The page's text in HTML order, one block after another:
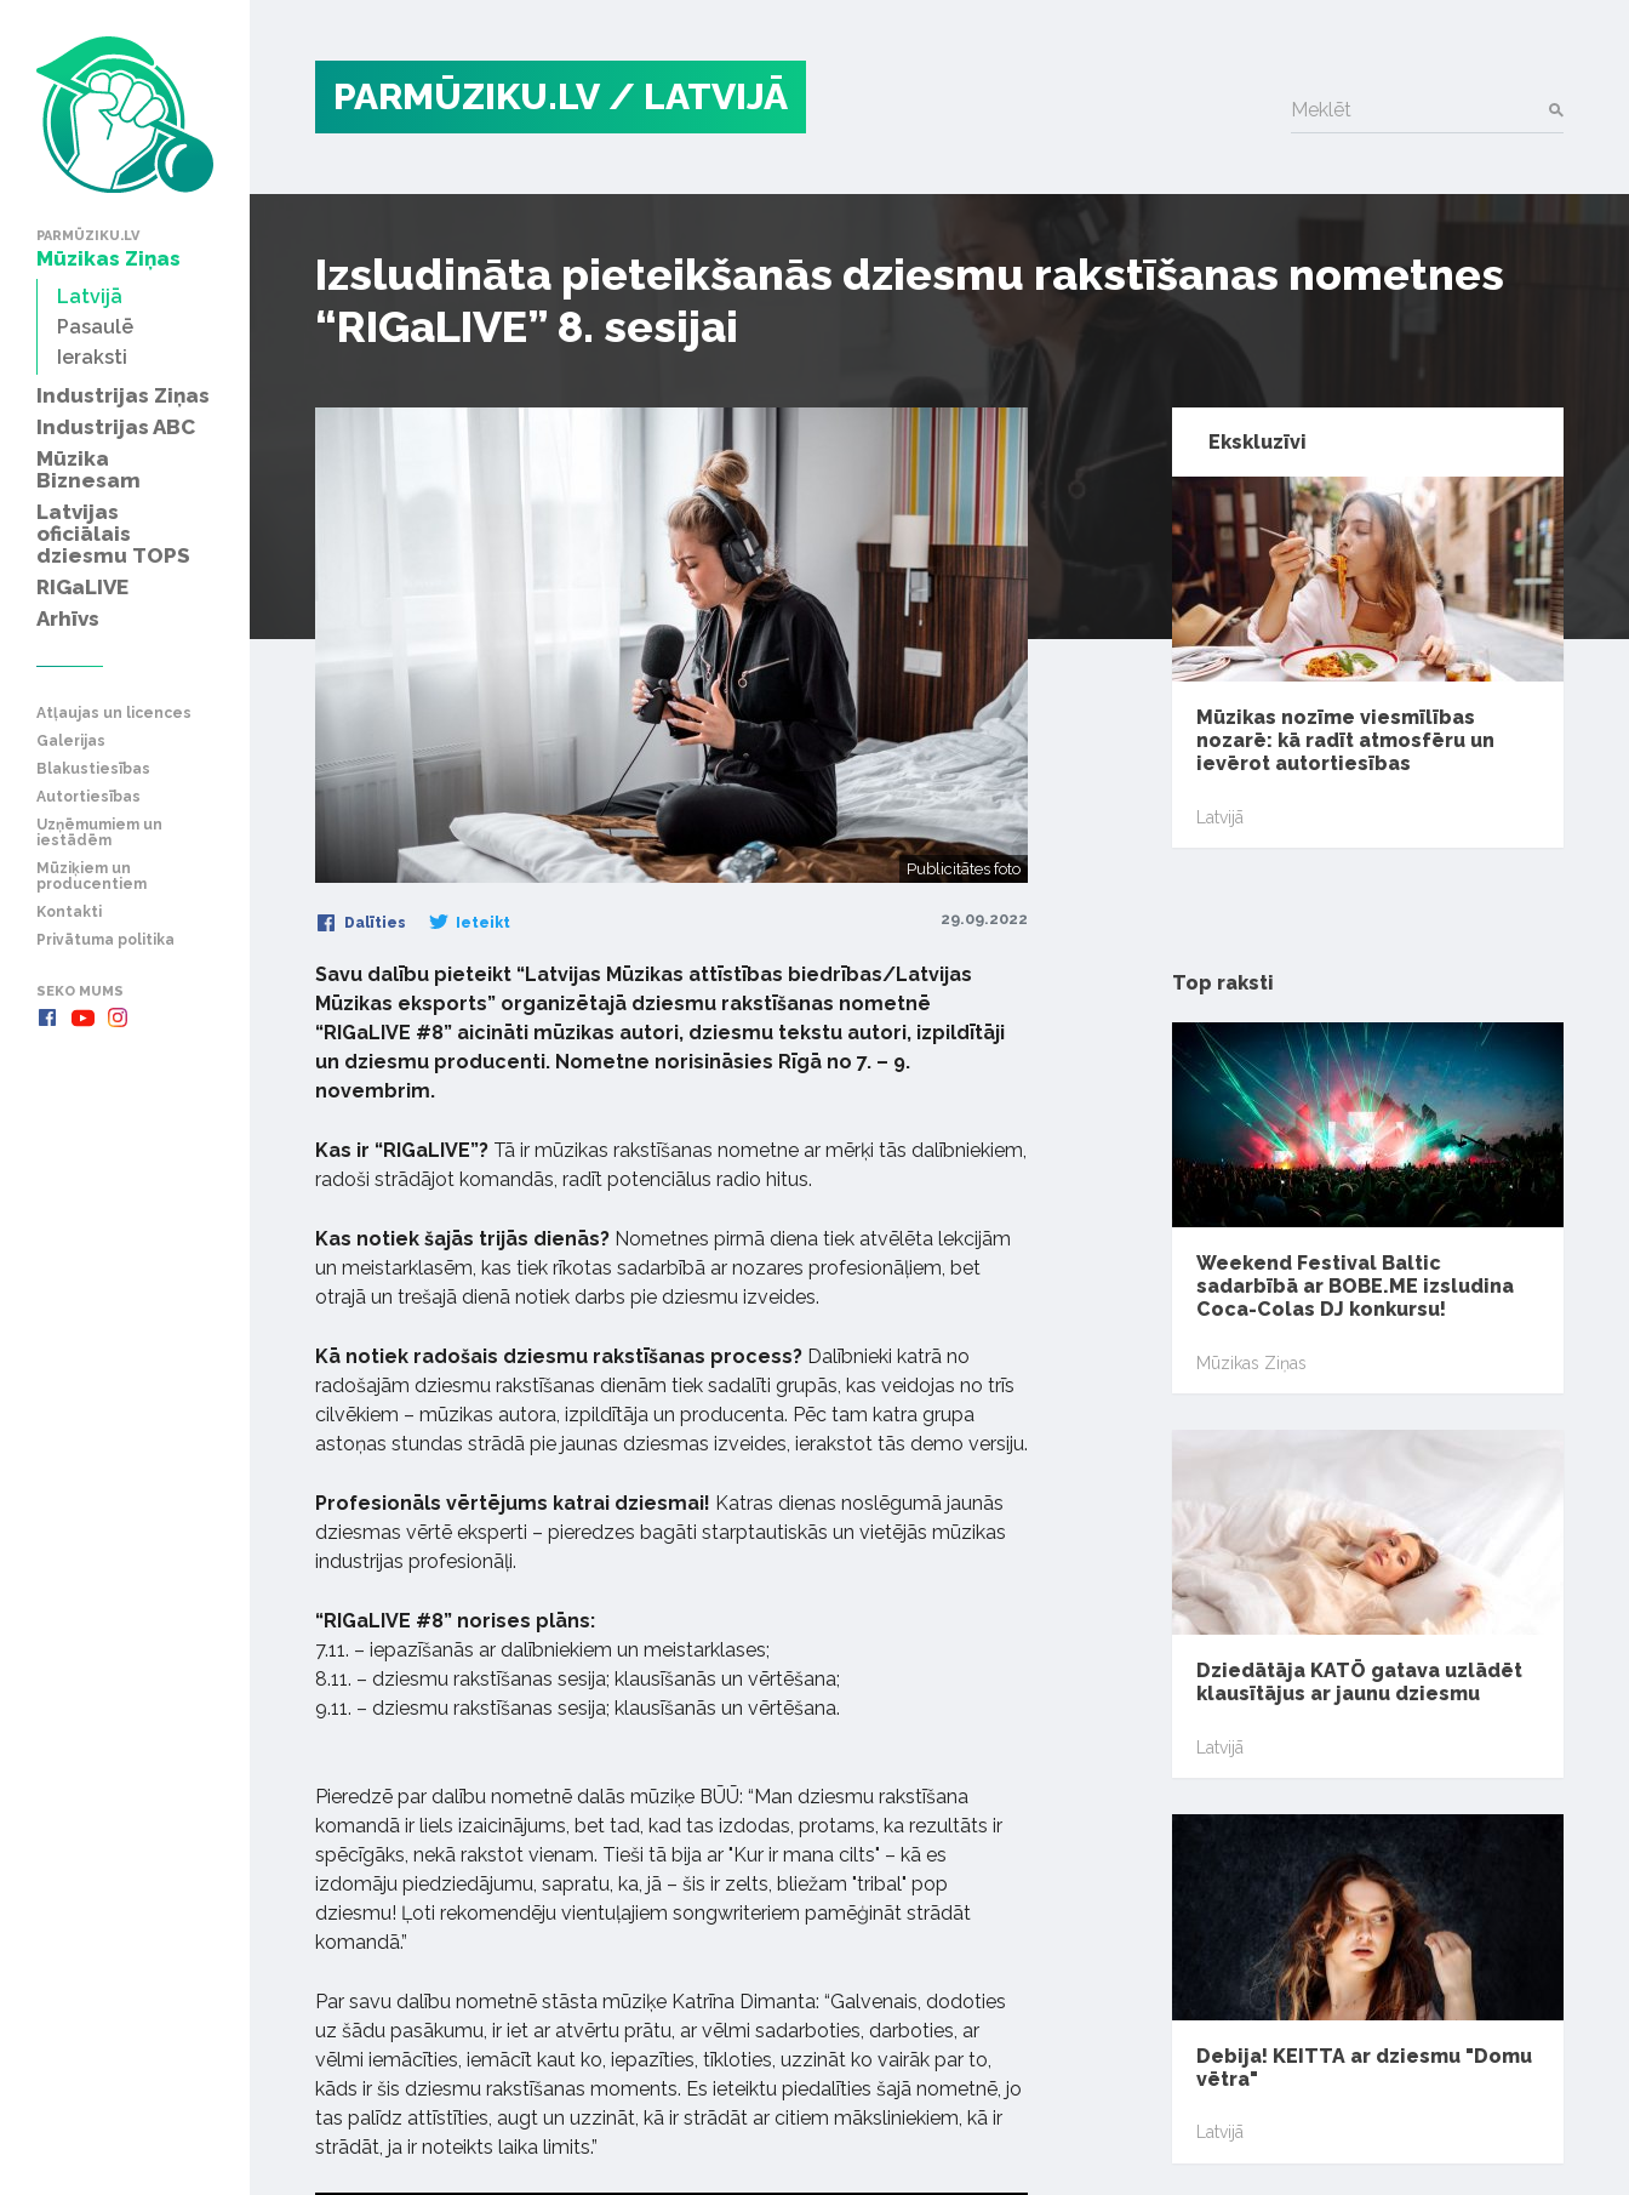
PARMŪZIKU.LV
Mūzikas Ziņas
Latvijā
Pasaulē
Ieraksti
Industrijas Ziņas
Industrijas ABC
Mūzika
Biznesam
Latvijas
oficiālais
dziesmu TOPS
RIGaLIVE
Arhīvs
Atļaujas un licences
Galerijas
Blakustiesības
Autortiesības
Uzņēmumiem un
iestādēm
Mūziķiem un
producentiem
Kontakti
Privātuma politika
SEKO MUMS
PARMŪZIKU.LV / LATVIJĀ Meklēt
Izsludināta pieteikšanās dziesmu rakstīšanas nometnes
“RIGaLIVE” 8. sesijai
Publicitātes foto
Dalīties Ieteikt 29.09.2022
Savu dalību pieteikt “Latvijas Mūzikas attīstības biedrības/Latvijas
Mūzikas eksports” organizētajā dziesmu rakstīšanas nometnē
“RIGaLIVE #8” aicināti mūzikas autori, dziesmu tekstu autori, izpildītāji
un dziesmu producenti. Nometne norisināsies Rīgā no 7. – 9.
novembrim.
Kas ir “RIGaLIVE”? Tā ir mūzikas rakstīšanas nometne ar mērķi tās dalībniekiem,
radoši strādājot komandās, radīt potenciālus radio hitus.
Kas notiek šajās trijās dienās? Nometnes pirmā diena tiek atvēlēta lekcijām
un meistarklasēm, kas tiek rīkotas sadarbībā ar nozares profesionāļiem, bet
otrajā un trešajā dienā notiek darbs pie dziesmu izveides.
Kā notiek radošais dziesmu rakstīšanas process? Dalībnieki katrā no
radošajām dziesmu rakstīšanas dienām tiek sadalīti grupās, kas veidojas no trīs
cilvēkiem – mūzikas autora, izpildītāja un producenta. Pēc tam katra grupa
astoņas stundas strādā pie jaunas dziesmas izveides, ierakstot tās demo versiju.
Profesionāls vērtējums katrai dziesmai! Katras dienas noslēgumā jaunās
dziesmas vērtē eksperti – pieredzes bagāti starptautiskās un vietējās mūzikas
industrijas profesionāļi.
“RIGaLIVE #8” norises plāns:
7.11. – iepazīšanās ar dalībniekiem un meistarklases;
8.11. – dziesmu rakstīšanas sesija; klausīšanās un vērtēšana;
9.11. – dziesmu rakstīšanas sesija; klausīšanās un vērtēšana.
Pieredzē par dalību nometnē dalās mūziķe BŪŪ: “Man dziesmu rakstīšana
komandā ir liels izaicinājums, bet tad, kad tas izdodas, protams, ka rezultāts ir
spēcīgāks, nekā rakstot vienam. Tieši tā bija ar "Kur ir mana cilts" – kā es
izdomāju piedziedājumu, sapratu, ka, jā – šis ir zelts, bliežam "tribal" pop
dziesmu! Ļoti rekomendēju vientuļajiem songwriteriem pamēģināt strādāt
komandā.”
Par savu dalību nometnē stāsta mūziķe Katrīna Dimanta: “Galvenais, dodoties
uz šādu pasākumu, ir iet ar atvērtu prātu, ar vēlmi sadarboties, darboties, ar
vēlmi iemācīties, iemācīt kaut ko, iepazīties, tīkloties, uzzināt ko vairāk par to,
kāds ir šis dziesmu rakstīšanas moments. Es ieteiktu piedalīties šajā nometnē, jo
tas palīdz attīstīties, augt un uzzināt, kā ir strādāt ar citiem māksliniekiem, kā ir
strādāt, ja ir noteikts laika limits.”
Ekskluzīvi
Mūzikas nozīme viesmīlības
nozarē: kā radīt atmosfēru un
ievērot autortiesības
Latvijā
Top raksti
Weekend Festival Baltic
sadarbībā ar BOBE.ME izsludina
Coca-Colas DJ konkursu!
Mūzikas Ziņas
Dziedātāja KATŌ gatava uzlādēt
klausītājus ar jaunu dziesmu
Latvijā
Debija! KEITTA ar dziesmu "Domu
vētra"
Latvijā